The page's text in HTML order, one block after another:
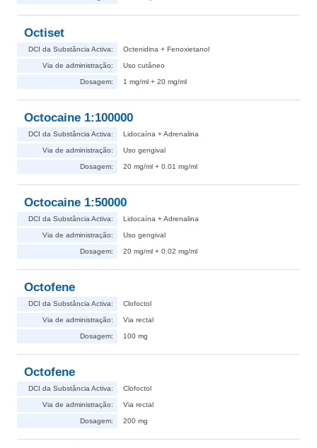
Octiset
DCI da Substância Activa: Octenidina + Fenoxietanol
Via de administração: Uso cutâneo
Dosagem: 1 mg/ml + 20 mg/ml
Octocaine 1:100000
DCI da Substância Activa: Lidocaína + Adrenalina
Via de administração: Uso gengival
Dosagem: 20 mg/ml + 0.01 mg/ml
Octocaine 1:50000
DCI da Substância Activa: Lidocaína + Adrenalina
Via de administração: Uso gengival
Dosagem: 20 mg/ml + 0.02 mg/ml
Octofene
DCI da Substância Activa: Clofoctol
Via de administração: Via rectal
Dosagem: 100 mg
Octofene
DCI da Substância Activa: Clofoctol
Via de administração: Via rectal
Dosagem: 200 mg